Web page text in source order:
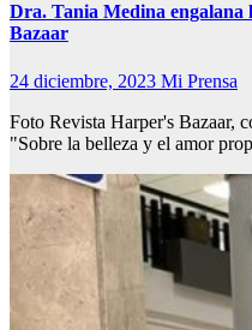
Dra. Tania Medina engalana
Bazaar
24 diciembre, 2023 Mi Prensa
Foto Revista Harper's Bazaar,
"Sobre la belleza y el amor